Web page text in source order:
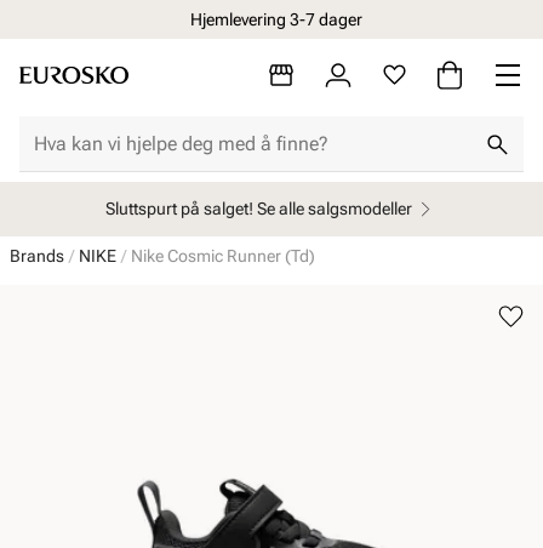
Hjemlevering 3-7 dager
Sluttspurt på salget! Se alle salgsmodeller
Brands NIKE Nike Cosmic Runner (Td)